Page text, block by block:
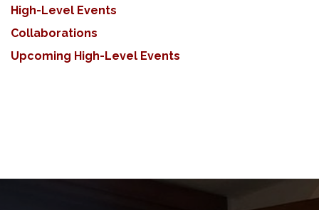
High-Level Events
Collaborations
Upcoming High-Level Events